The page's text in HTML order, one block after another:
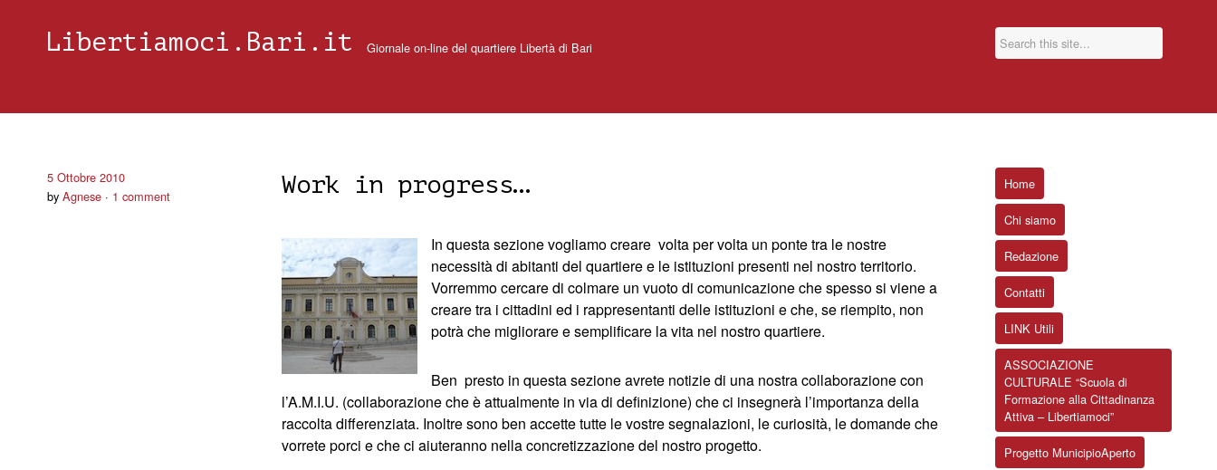
Libertiamoci.Bari.it Giornale on-line del quartiere Libertà di Bari
Work in progress…
5 Ottobre 2010
by Agnese 1 comment
In questa sezione vogliamo creare volta per volta un ponte tra le nostre
necessità di abitanti del quartiere e le istituzioni presenti nel nostro territorio.
Vorremmo cercare di colmare un vuoto di comunicazione che spesso si viene a
creare tra i cittadini ed i rappresentanti delle istituzioni e che, se riempito, non
potrà che migliorare e semplificare la vita nel nostro quartiere.
Ben presto in questa sezione avrete notizie di una nostra collaborazione con
l’A.M.I.U. (collaborazione che è attualmente in via di definizione) che ci insegnerà l’importanza della
raccolta differenziata. Inoltre sono ben accette tutte le vostre segnalazioni, le curiosità, le domande che
vorrete porci e che ci aiuteranno nella concretizzazione del nostro progetto.
Home
Chi siamo
Redazione
Contatti
LINK Utili
ASSOCIAZIONE
CULTURALE “Scuola di
Formazione alla Cittadinanza
Attiva – Libertiamoci”
Progetto MunicipioAperto